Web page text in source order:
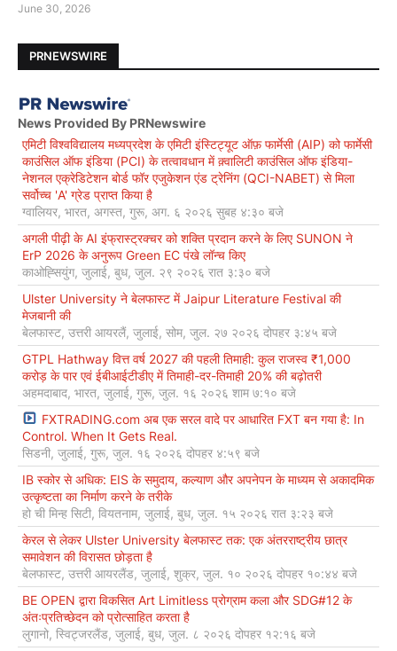
June 30, 2026
PRNEWSWIRE
News Provided By PRNewswire
एमिटी विश्वविद्यालय मध्यप्रदेश के एमिटी इंस्टिट्यूट ऑफ़ फार्मेसी (AIP) को फार्मेसी
काउंसिल ऑफ इंडिया (PCI) के तत्वावधान में क़्वालिटी काउंसिल ऑफ इंडिया-
नेशनल एक्रेडिटेशन बोर्ड फॉर एजुकेशन एंड ट्रेनिंग (QCI-NABET) से मिला
सर्वोच्च 'A' ग्रेड प्राप्त किया है
ग्वालियर, भारत, अगस्त, गुरू, अग. ६ २०२६ सुबह ४:३० बजे
अगली पीढ़ी के AI इंफ्रास्ट्रक्चर को शक्ति प्रदान करने के लिए SUNON ने
ErP 2026 के अनुरूप Green EC पंखे लॉन्च किए
काओह्सियुंग, जुलाई, बुध, जुल. २९ २०२६ रात ३:३० बजे
Ulster University ने बेलफास्ट में Jaipur Literature Festival की
मेजबानी की
बेलफास्ट, उत्तरी आयरलैं, जुलाई, सोम, जुल. २७ २०२६ दोपहर ३:४५ बजे
GTPL Hathway वित्त वर्ष 2027 की पहली तिमाही: कुल राजस्व ₹1,000
करोड़ के पार एवं ईबीआईटीडीए में तिमाही-दर-तिमाही 20% की बढ़ोतरी
अहमदाबाद, भारत, जुलाई, गुरू, जुल. १६ २०२६ शाम ७:१० बजे
FXTRADING.com अब एक सरल वादे पर आधारित FXT बन गया है: In
Control. When It Gets Real.
सिडनी, जुलाई, गुरू, जुल. १६ २०२६ दोपहर ४:५९ बजे
IB स्कोर से अधिक: EIS के समुदाय, कल्याण और अपनेपन के माध्यम से अकादमिक
उत्कृष्टता का निर्माण करने के तरीके
हो ची मिन्ह सिटी, वियतनाम, जुलाई, बुध, जुल. १५ २०२६ रात ३:२३ बजे
केरल से लेकर Ulster University बेलफास्ट तक: एक अंतरराष्ट्रीय छात्र
समावेशन की विरासत छोड़ता है
बेलफास्ट, उत्तरी आयरलैंड, जुलाई, शुक्र, जुल. १० २०२६ दोपहर १०:४४ बजे
BE OPEN द्वारा विकसित Art Limitless प्रोग्राम कला और SDG#12 के
अंतःप्रतिच्छेदन को प्रोत्साहित करता है
लुगानो, स्विट्जरलैंड, जुलाई, बुध, जुल. ८ २०२६ दोपहर १२:१६ बजे